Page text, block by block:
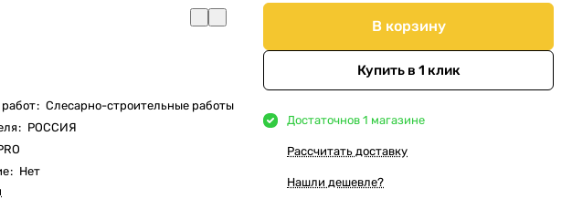
: Слесарно-строительные работы
: РОССИЯ
: Нет
В корзину
Купить в 1 клик
Достаточнов 1 магазине
Рассчитать доставку
Нашли дешевле?